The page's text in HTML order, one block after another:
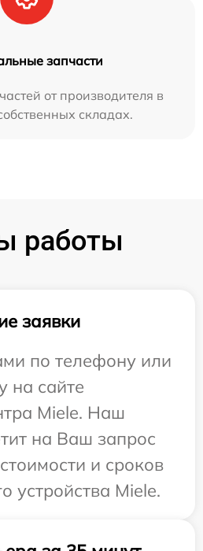
запчасти
от производителя в
складах.
работы
заявки
по телефону или
на сайте
Miele. Наш
на Ваш запрос
и сроков
устройства Miele.